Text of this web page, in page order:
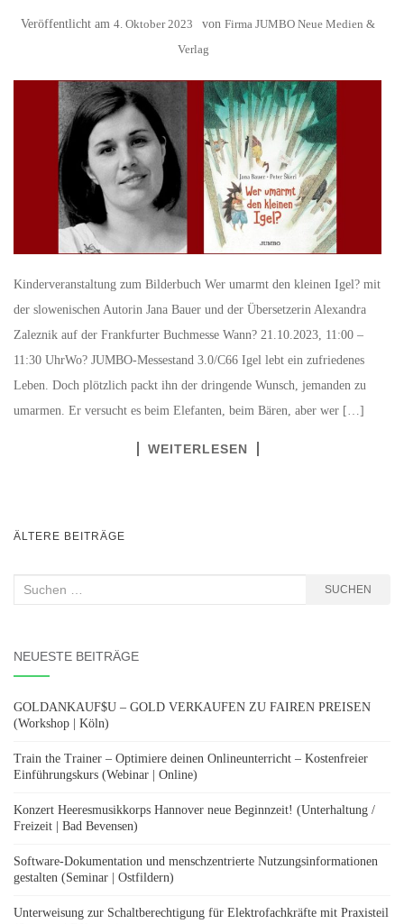
Veröffentlicht am 4. Oktober 2023 von Firma JUMBO Neue Medien &
Verlag
Kinderveranstaltung zum Bilderbuch Wer umarmt den kleinen Igel? mit
der slowenischen Autorin Jana Bauer und der Übersetzerin Alexandra
Zaleznik auf der Frankfurter Buchmesse Wann? 21.10.2023, 11:00 –
11:30 UhrWo? JUMBO-Messestand 3.0/C66 Igel lebt ein zufriedenes
Leben. Doch plötzlich packt ihn der dringende Wunsch, jemanden zu
umarmen. Er versucht es beim Elefanten, beim Bären, aber wer […]
WEITERLESEN
BEITRAGSNAVIGATION
ÄLTERE BEITRÄGE
Suchen
SUCHEN
NEUESTE BEITRÄGE
GOLDANKAUF$U – GOLD VERKAUFEN ZU FAIREN PREISEN
(Workshop | Köln)
Train the Trainer – Optimiere deinen Onlineunterricht – Kostenfreier
Einführungskurs (Webinar | Online)
Konzert Heeresmusikkorps Hannover neue Beginnzeit! (Unterhaltung /
Freizeit | Bad Bevensen)
Software-Dokumentation und menschzentrierte Nutzungsinformationen
gestalten (Seminar | Ostfildern)
Unterweisung zur Schaltberechtigung für Elektrofachkräfte mit Praxisteil